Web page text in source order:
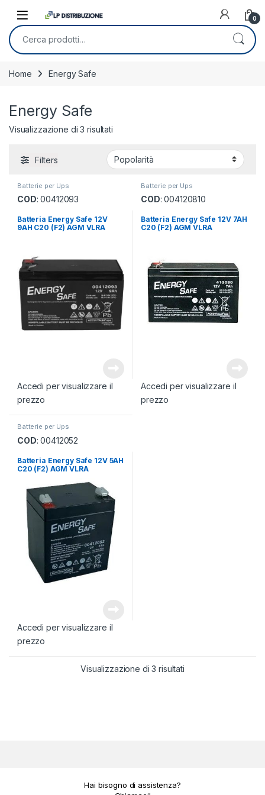
0
Cerca:
Home Energy Safe
Energy Safe
Visualizzazione di 3 risultatiPopolarità
Filters
Batterie per Ups
COD: 00412093
Batteria Energy Safe 12V
9AH C20 (F2) AGM VLRA
Accedi per visualizzare il
prezzo
Batterie per Ups
COD: 004120810
Batteria Energy Safe 12V 7AH
C20 (F2) AGM VLRA
Accedi per visualizzare il
prezzo
Batterie per Ups
COD: 00412052
Batteria Energy Safe 12V 5AH
C20 (F2) AGM VLRA
Accedi per visualizzare il
prezzo
Visualizzazione di 3 risultatiPopolarità
Hai bisogno di assistenza?